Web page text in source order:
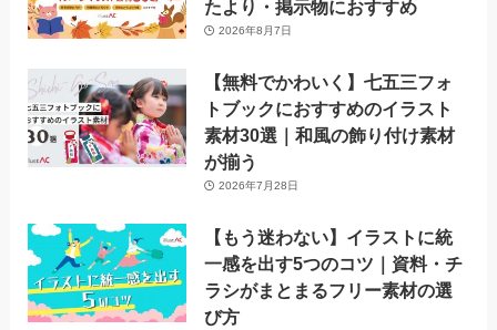
たより・掲示物におすすめ
2026年8月7日
【無料でかわいく】七五三フォ
トブックにおすすめのイラスト
素材30選｜和風の飾り付け素材
が揃う
2026年7月28日
【もう迷わない】イラストに統
一感を出す5つのコツ｜資料・チ
ラシがまとまるフリー素材の選
び方